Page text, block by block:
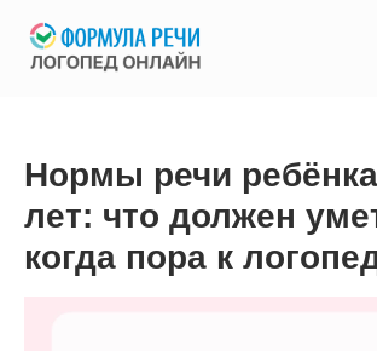
Нормы речи
лет: что должен
когда пора к